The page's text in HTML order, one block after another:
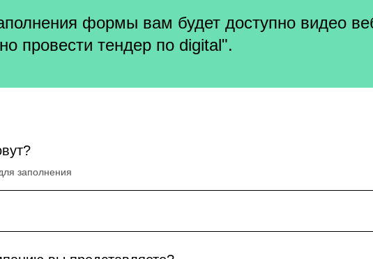
формы вам будет доступно видео
провести тендер по digital".
заполнения